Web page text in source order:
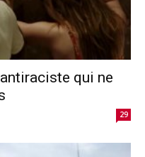
qui ne
29